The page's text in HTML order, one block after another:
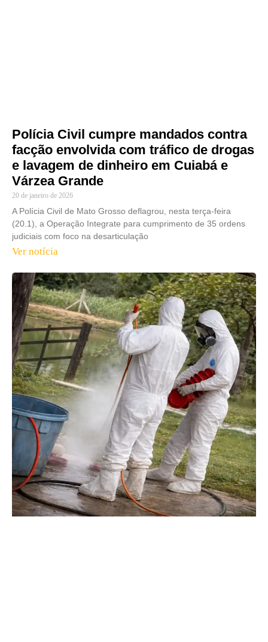
Polícia Civil cumpre mandados contra
facção envolvida com tráfico de drogas
e lavagem de dinheiro em Cuiabá e
Várzea Grande
20 de janeiro de 2026
A Polícia Civil de Mato Grosso deflagrou, nesta terça-feira
(20.1), a Operação Integrate para cumprimento de 35 ordens
judiciais com foco na desarticulação
Ver notícia